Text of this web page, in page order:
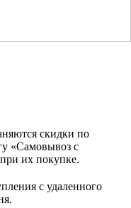
скидки по
«Самовывоз с
их покупке.
с удаленного